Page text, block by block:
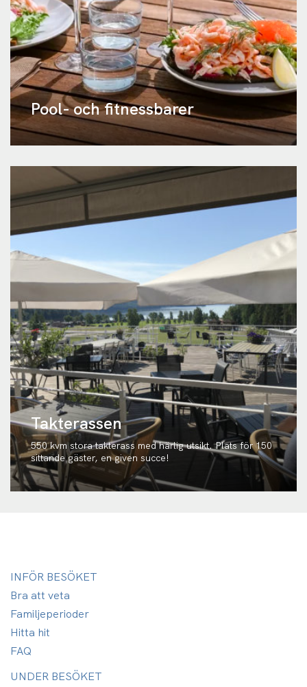
Pool- och fitnessbarer
Takterassen
550 kvm stora takterass med härlig utsikt. Plats för 150
sittande gäster, en given succe!
INFÖR BESÖKET
Bra att veta
Familjeperioder
Hitta hit
FAQ
UNDER BESÖKET